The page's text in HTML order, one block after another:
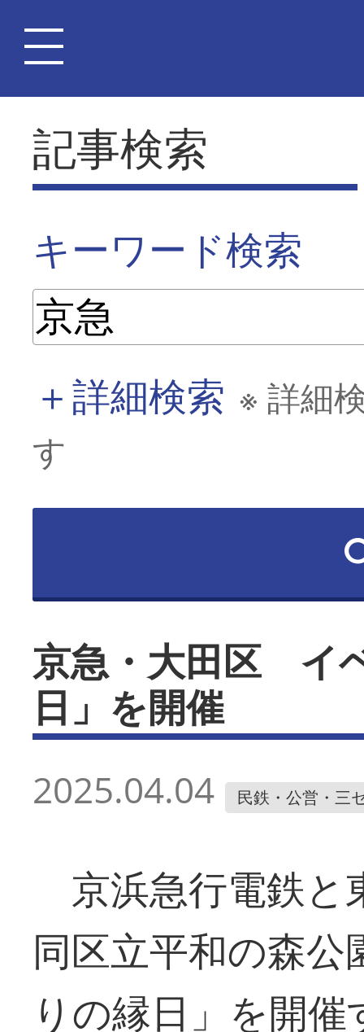
記事検索
キーワード検索
＋詳細検索 ※ 詳細
す
京急・大田区 イ
日」を開催
2025.04.04 民鉄・公営・三
京浜急行電鉄と
同区立平和の森
りの縁日」を開